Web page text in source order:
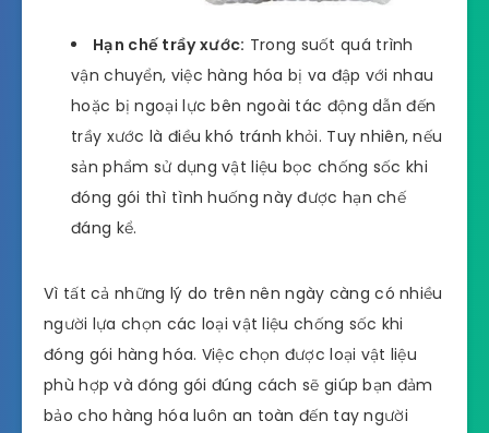
Hạn chế trầy xước: Trong suốt quá trình
vận chuyển, việc hàng hóa bị va đập với nhau
hoặc bị ngoại lực bên ngoài tác động dẫn đến
trầy xước là điều khó tránh khỏi. Tuy nhiên, nếu
sản phẩm sử dụng vật liệu bọc chống sốc khi
đóng gói thì tình huống này được hạn chế
đáng kể.
Vì tất cả những lý do trên nên ngày càng có nhiều
người lựa chọn các loại vật liệu chống sốc khi
đóng gói hàng hóa. Việc chọn được loại vật liệu
phù hợp và đóng gói đúng cách sẽ giúp bạn đảm
bảo cho hàng hóa luôn an toàn đến tay người